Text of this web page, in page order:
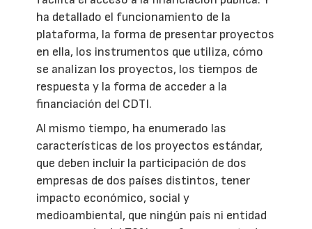
ha detallado el funcionamiento de la
plataforma, la forma de presentar proyectos
en ella, los instrumentos que utiliza, cómo
se analizan los proyectos, los tiempos de
respuesta y la forma de acceder a la
financiación del CDTI.
Al mismo tiempo, ha enumerado las
características de los proyectos estándar,
que deben incluir la participación de dos
empresas de dos países distintos, tener
impacto económico, social y
medioambiental, que ningún país ni entidad